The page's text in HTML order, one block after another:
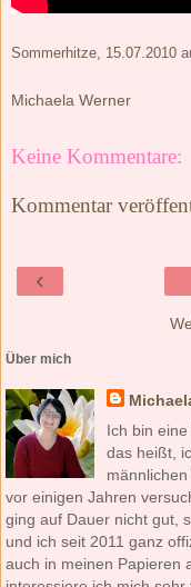
Sommerhitze, 15.07.2010
Michaela Werner
Keine Kommentare:
Kommentar
‹
Über mich
Ich bin
das heißt,
vor einigen Jahren
ging auf Dauer nicht gut,
und ich seit 2011 ganz
auch in meinen Papieren